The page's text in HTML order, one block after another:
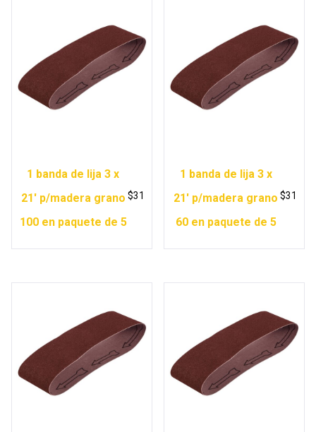
1 banda de lija 3 x
21′ p/madera grano
100 en paquete de 5
$31
1 banda de lija 3 x
21′ p/madera grano
60 en paquete de 5
$31